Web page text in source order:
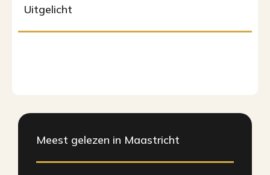
Uitgelicht
Meest gelezen in Maastricht